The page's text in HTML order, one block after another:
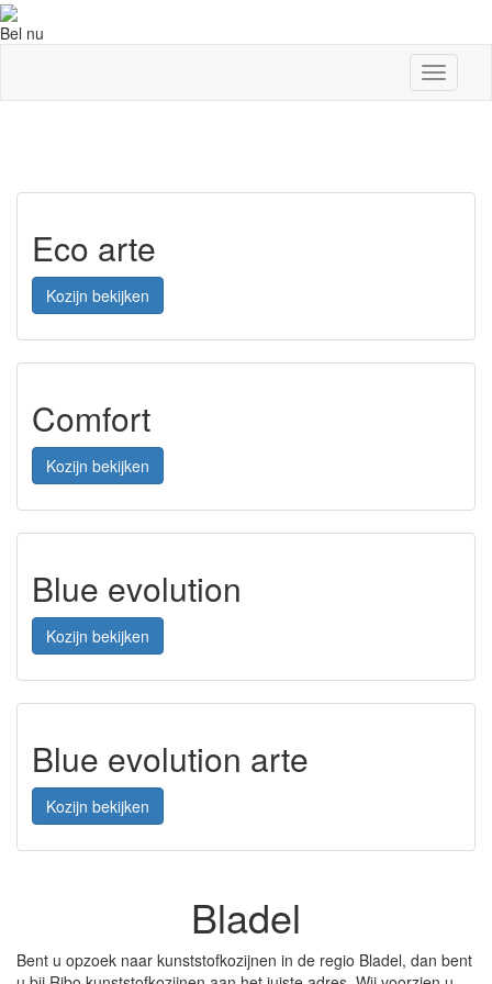
Bel nu
Toggle
Eco arte
Kozijn bekijken
Comfort
Kozijn bekijken
Blue evolution
Kozijn bekijken
Blue evolution arte
Kozijn bekijken
Bladel
Bent u opzoek naar kunststofkozijnen in de regio Bladel, dan bent